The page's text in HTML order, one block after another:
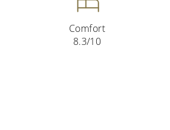
Comfort
8.3/10